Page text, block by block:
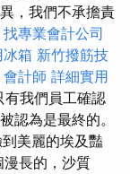
，我們不承擔責
找專業會計公司
箱 新竹撥筋技
會計師 詳細實用
有我們員工確認
認為是最終的。
美麗的埃及豔
長的，沙質